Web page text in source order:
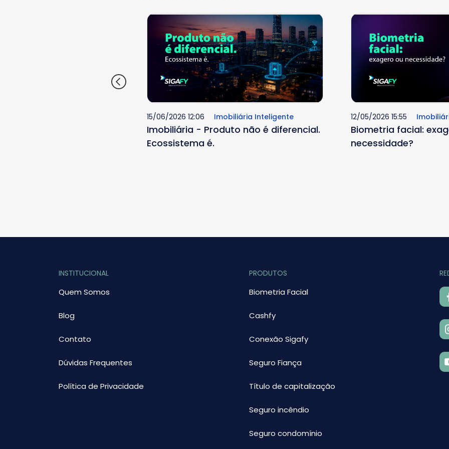
15/06/2026 12:06 Imobiliária Inteligente
Imobiliária - Produto não é diferencial.
Ecossistema é.
12/05/2026 15:55
Biometria facial:
necessidade?
INSTITUCIONAL
Quem Somos
Blog
Contato
Dúvidas Frequentes
Política de Privacidade
PRODUTOS
Biometria Facial
Cashfy
Conexão Sigafy
Seguro Fiança
Título de capitalização
Seguro incêndio
Seguro condomínio